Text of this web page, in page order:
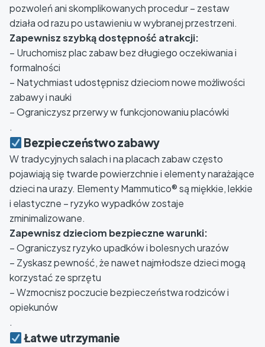
pozwoleń ani skomplikowanych procedur – zestaw
działa od razu po ustawieniu w wybranej przestrzeni.
Zapewnisz szybką dostępność atrakcji:
– Uruchomisz plac zabaw bez długiego oczekiwania i
formalności
– Natychmiast udostępnisz dzieciom nowe możliwości
zabawy i nauki
– Ograniczysz przerwy w funkcjonowaniu placówki
.
Bezpieczeństwo zabawy
W tradycyjnych salach i na placach zabaw często
pojawiają się twarde powierzchnie i elementy narażające
dzieci na urazy. Elementy Mammutico® są miękkie, lekkie
i elastyczne – ryzyko wypadków zostaje
zminimalizowane.
Zapewnisz dzieciom bezpieczne warunki:
– Ograniczysz ryzyko upadków i bolesnych urazów
– Zyskasz pewność, że nawet najmłodsze dzieci mogą
korzystać ze sprzętu
– Wzmocnisz poczucie bezpieczeństwa rodziców i
opiekunów
.
Łatwe utrzymanie